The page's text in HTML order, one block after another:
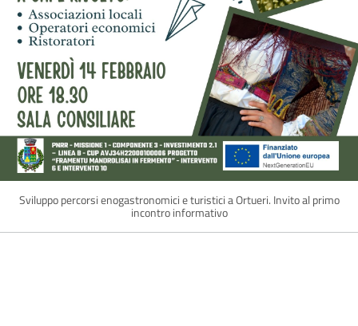
Sviluppo percorsi enogastronomici e turistici a Ortueri. Invito al primo
incontro informativo